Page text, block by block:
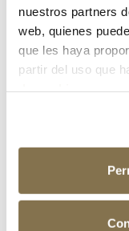
nuestros partners
web, quienes
que les haya
partir del uso que
¿Has olvidado tu